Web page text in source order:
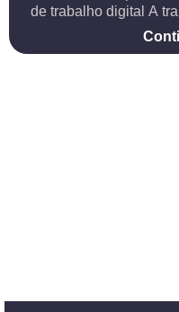
de trabalho digital A
da moda passa cada